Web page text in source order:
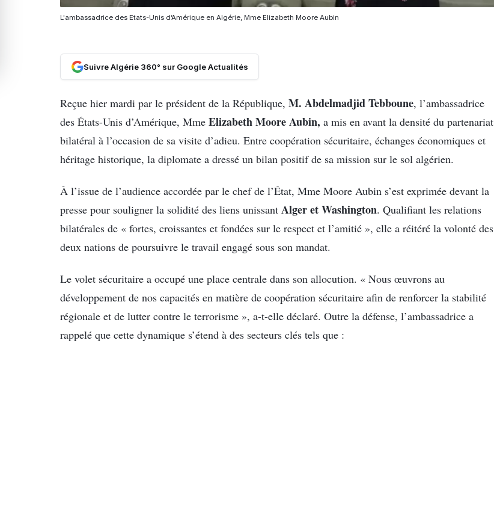
L'ambassadrice des Etats-Unis d’Amérique en Algérie, Mme Elizabeth Moore Aubin
Suivre Algérie 360° sur Google Actualités
Reçue hier mardi par le président de la République, M. Abdelmadjid Tebboune, l’ambassadrice
des États-Unis d’Amérique, Mme Elizabeth Moore Aubin, a mis en avant la densité du partenariat
bilatéral à l’occasion de sa visite d’adieu. Entre coopération sécuritaire, échanges économiques et
héritage historique, la diplomate a dressé un bilan positif de sa mission sur le sol algérien.
À l’issue de l’audience accordée par le chef de l’État, Mme Moore Aubin s’est exprimée devant la
presse pour souligner la solidité des liens unissant Alger et Washington. Qualifiant les relations
bilatérales de « fortes, croissantes et fondées sur le respect et l’amitié », elle a réitéré la volonté des
deux nations de poursuivre le travail engagé sous son mandat.
Le volet sécuritaire a occupé une place centrale dans son allocution. « Nous œuvrons au
développement de nos capacités en matière de coopération sécuritaire afin de renforcer la stabilité
régionale et de lutter contre le terrorisme », a-t-elle déclaré. Outre la défense, l’ambassadrice a
rappelé que cette dynamique s’étend à des secteurs clés tels que :